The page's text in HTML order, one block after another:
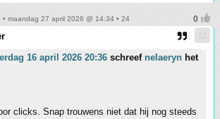
• maandag 27 april 2026 @ 14:34 • 24
16 april 2026 20:36 schreef nelaeryn het
clicks. Snap trouwens niet dat hij nog steeds